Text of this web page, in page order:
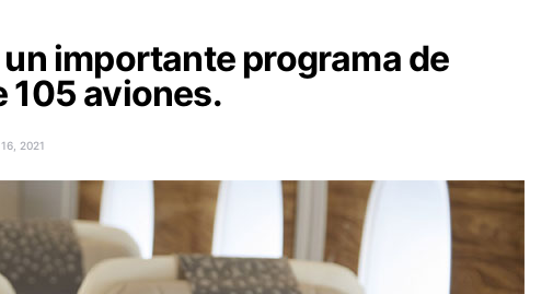
importante programa de
105 aviones.
2021